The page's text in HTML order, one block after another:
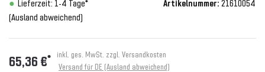
Lieferzeit: 1-4 Tage*
(Ausland abweichend)
Artikelnummer: 21610054
65,36 €* inkl. ges. MwSt. zzgl. Versandkosten
Versand für DE (Ausland abweichend)